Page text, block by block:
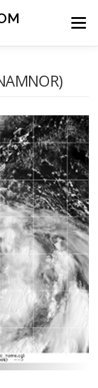
選單
氣象相關資源